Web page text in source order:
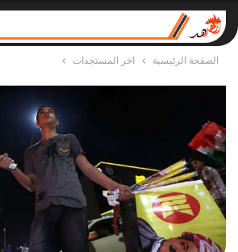
الصفحة الرئيسية اخر المستجدات